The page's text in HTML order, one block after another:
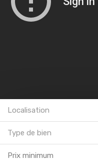
Localisation
Type de bien
Prix minimum